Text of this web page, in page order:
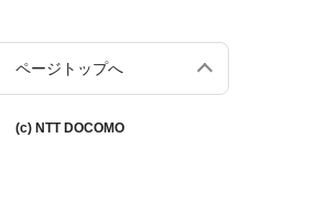
ページトップへ
(c) NTT DOCOMO